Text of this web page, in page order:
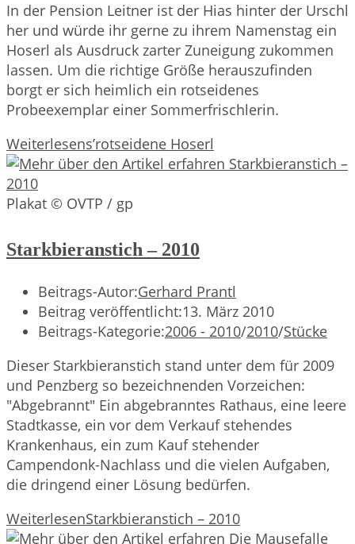
In der Pension Leitner ist der Hias hinter der Urschl
her und würde ihr gerne zu ihrem Namenstag ein
Hoserl als Ausdruck zarter Zuneigung zukommen
lassen. Um die richtige Größe herauszufinden
borgt er sich heimlich ein rotseidenes
Probeexemplar einer Sommerfrischlerin.
Weiterlesens’rotseidene Hoserl
Plakat © OVTP / gp
Starkbieranstich – 2010
Beitrags-Autor:Gerhard Prantl
Beitrag veröffentlicht:13. März 2010
Beitrags-Kategorie:2006 - 2010/2010/Stücke
Dieser Starkbieranstich stand unter dem für 2009
und Penzberg so bezeichnenden Vorzeichen:
"Abgebrannt" Ein abgebranntes Rathaus, eine leere
Stadtkasse, ein vor dem Verkauf stehendes
Krankenhaus, ein zum Kauf stehender
Campendonk-Nachlass und die vielen Aufgaben,
die dringend einer Lösung bedürfen.
WeiterlesenStarkbieranstich – 2010